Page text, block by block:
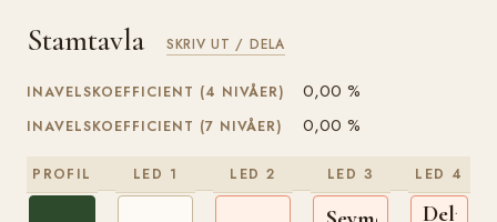
Stamtavla SKRIV UT / DELA
INAVELSKOEFFICIENT (4 NIVÅER) 0,00 %
INAVELSKOEFFICIENT (7 NIVÅER) 0,00 %
PROFIL LED 1 LED 2 LED 3 LED 4
Delpini